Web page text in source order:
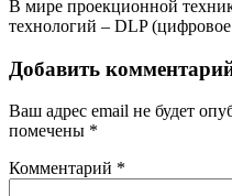
В мире проекционной
технологий – DLP
Добавить
Ваш адрес email не будет
помечены *
Комментарий *